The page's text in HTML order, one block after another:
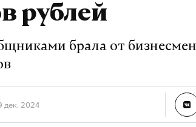
рублей
брала от
дек. 2024